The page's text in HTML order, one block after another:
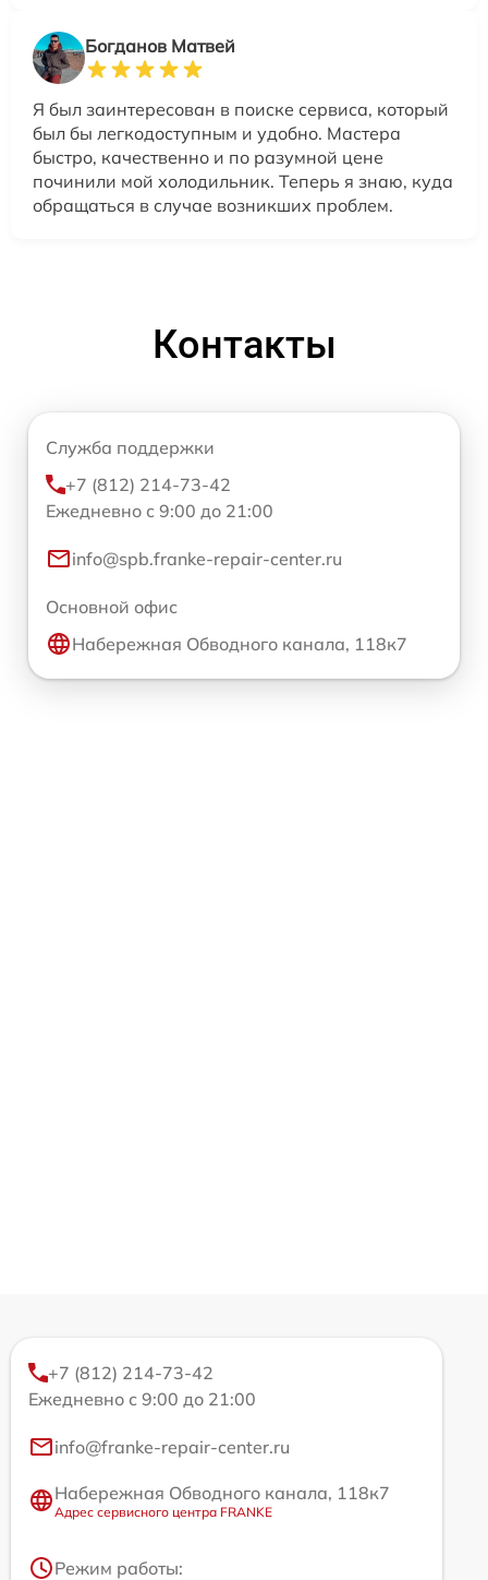
Богданов Матвей
Я был заинтересован в поиске сервиса, который
был бы легкодоступным и удобно. Мастера
быстро, качественно и по разумной цене
починили мой холодильник. Теперь я знаю, куда
обращаться в случае возникших проблем.
Контакты
Служба поддержки
+7 (812) 214-73-42
Ежедневно с 9:00 до 21:00
info@spb.franke-repair-center.ru
Основной офис
Набережная Обводного канала, 118к7
+7 (812) 214-73-42
Ежедневно с 9:00 до 21:00
info@franke-repair-center.ru
Набережная Обводного канала, 118к7
Адрес сервисного центра FRANKE
Режим работы: